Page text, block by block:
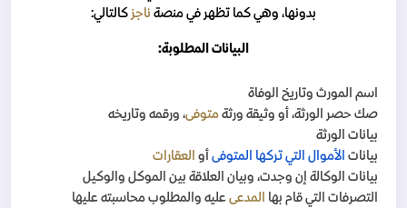
بدونها، وهي كما تظهر في منصة ناجز كالتالي:
البيانات المطلوبة:
اسم المورث وتاريخ الوفاة
صك حصر الورثة، أو وثيقة ورثة متوفى، ورقمه وتاريخه
بيانات الورثة
بيانات الأموال التي تركها المتوفى أو العقارات
بيانات الوكالة إن وجدت، وبيان العلاقة بين الموكل والوكيل
التصرفات التي قام بها
المدعى عليه والمطلوب محاسبته عليها